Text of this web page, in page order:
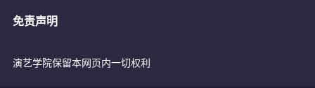
免责声明
演艺学院保留本网页内一切权利